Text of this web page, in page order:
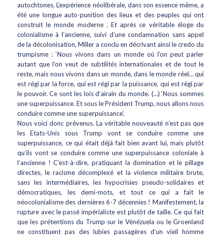
autochtones. L’expérience néolibérale, dans son essence même, a
été une longue auto-punition des lieux et des peuples qui ont
construit le monde moderne . Et après ce véritable éloge du
colonialisme à l’ancienne, suivi d’une condamnation sans appel
de la décolonisation, Miller a conclu en décrivant ainsi le credo du
trumpisme : ‘Nous vivons dans un monde où l’on peut parler
autant que l’on veut de subtilités internationales et de tout le
reste, mais nous vivons dans un monde, dans le monde réel… qui
est régi par la force, qui est régi par la puissance, qui est régi par
le pouvoir. Ce sont les lois d’airain du monde. (…) ‘Nous sommes
une superpuissance. Et sous le Président Trump, nous allons nous
conduire comme une superpuissance’.
Nous voici donc prévenus. La véritable nouveauté n’est pas que
les Etats-Unis sous Trump vont se conduire comme une
superpuissance, ce qui était déjà fait bien avant lui, mais plutôt
qu’ils vont se conduire comme une superpuissance coloniale à
l’ancienne ! C’est-à-dire, pratiquant la domination et le pillage
directes, le racisme décomplexé et la violence militaire brute,
sans les intermédiaires, les hypocrisies pseudo-solidaires et
démocratiques, les demi-mots, et tout ce qui a fait le
néocolonialisme des dernières 6-7 décennies ! Manifestement, la
rupture avec le passé impérialiste est plutôt de taille. Ce qui fait
que les prétentions du Trump sur le Vénézuela ou le Groenland
ne constituent pas des lubies passagères d’un vieil homme